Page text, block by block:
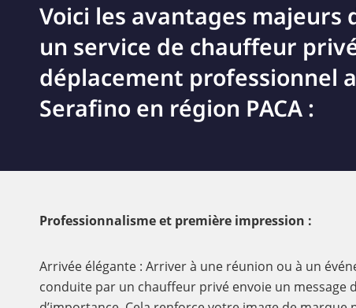
Voici les avantages majeurs
un service de chauffeur
déplacement professionnel
Serafino en région PACA :
Professionnalisme et première impression :
Arrivée élégante : Arriver à une réunion ou à un
conduite par un chauffeur privé envoie un message